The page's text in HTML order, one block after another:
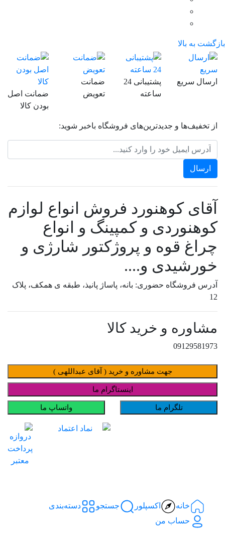
بازگشت به بالا
ارسال سریع
پشتیبانی 24
ساعته
ضمانت
تعویض
ضمانت اصل
بودن کالا
از تخفیف‌ها و جدیدترین‌های فروشگاه باخبر شوید:
آقای کوهنورد فروش انواع لوازم
کوهنوردی و کمپینگ و انواع
چراغ قوه و پروژکتور شارژی و
خورشیدی و....
آدرس فروشگاه حضوری: بانه، پاساژ پانیذ، طبقه ی همکف، پلاک
12
مشاوره و خرید کالا
09129581973
جهت مشاوره و خرید ( آقای عبداللهی )
اینستاگرام ما
تلگرام ما واتساپ ما
خانه اکسپلور جستجو
دسته‌بندی‌
حساب من